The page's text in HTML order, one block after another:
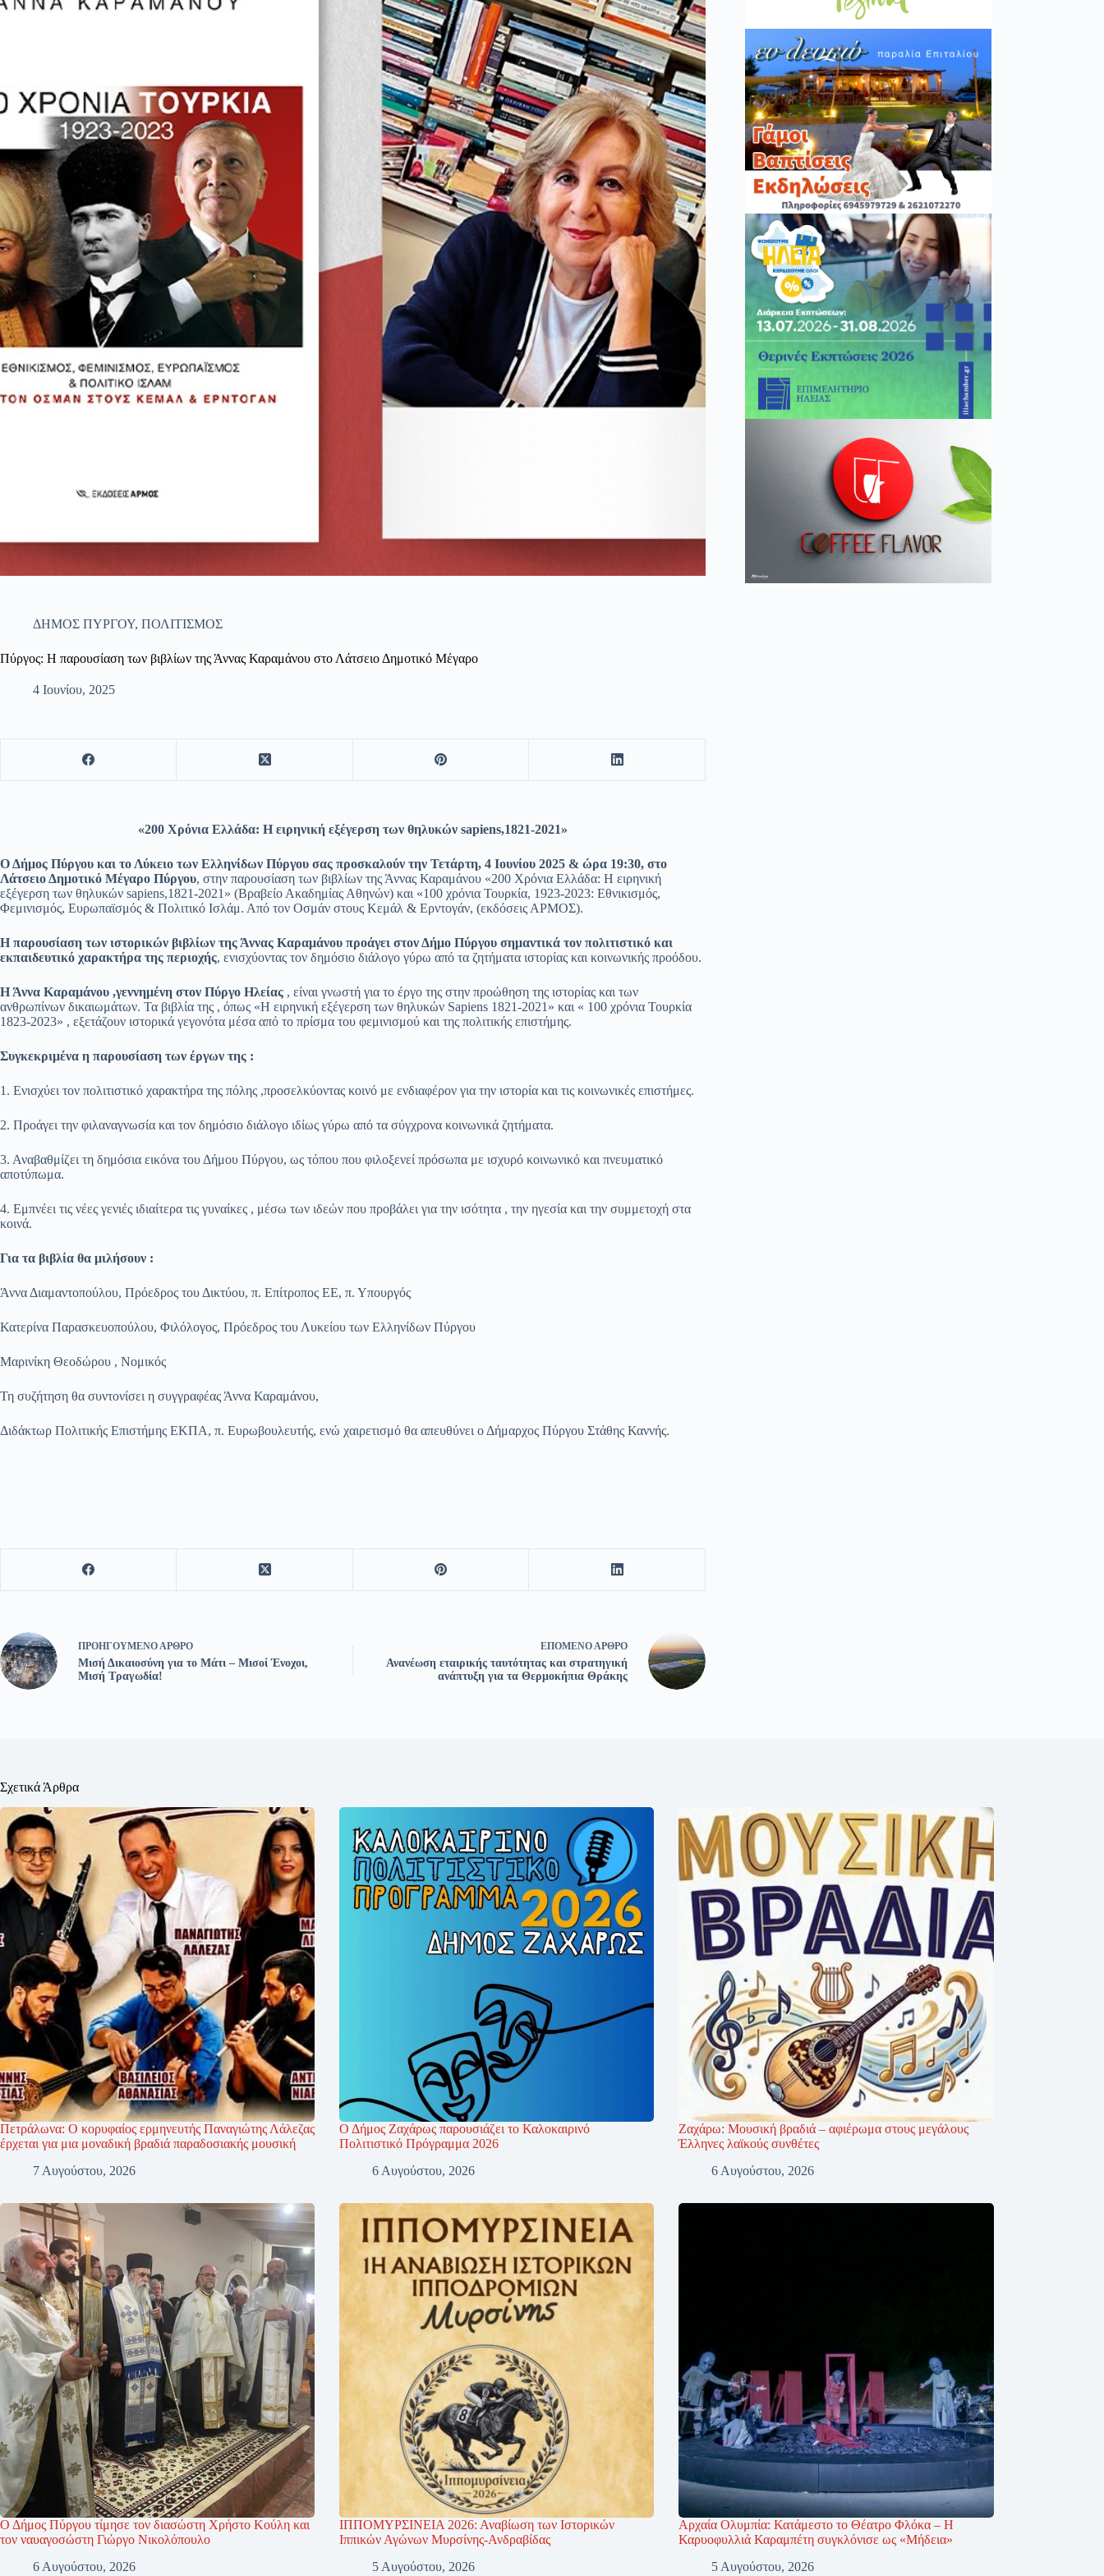
ΔΗΜΟΣ ΠΥΡΓΟΥ, ΠΟΛΙΤΙΣΜΟΣ
Πύργος: Η παρουσίαση των βιβλίων της Άννας Καραμάνου στο Λάτσειο Δημοτικό Μέγαρο
4 Ιουνίου, 2025
«200 Χρόνια Ελλάδα: Η ειρηνική εξέγερση των θηλυκών sapiens,1821-2021»
Ο Δήμος Πύργου και το Λύκειο των Ελληνίδων Πύργου σας προσκαλούν την Τετάρτη, 4 Ιουνίου 2025 & ώρα 19:30, στο
Λάτσειο Δημοτικό Μέγαρο Πύργου, στην παρουσίαση των βιβλίων της Άννας Καραμάνου «200 Χρόνια Ελλάδα: Η ειρηνική
εξέγερση των θηλυκών sapiens,1821-2021» (Βραβείο Ακαδημίας Αθηνών) και «100 χρόνια Τουρκία, 1923-2023: Εθνικισμός,
Φεμινισμός, Ευρωπαϊσμός & Πολιτικό Ισλάμ. Από τον Οσμάν στους Κεμάλ & Ερντογάν, (εκδόσεις ΑΡΜΟΣ).
Η παρουσίαση των ιστορικών βιβλίων της Άννας Καραμάνου προάγει στον Δήμο Πύργου σημαντικά τον πολιτιστικό και
εκπαιδευτικό χαρακτήρα της περιοχής, ενισχύοντας τον δημόσιο διάλογο γύρω από τα ζητήματα ιστορίας και κοινωνικής προόδου.
Η Άννα Καραμάνου ,γεννημένη στον Πύργο Ηλείας , είναι γνωστή για το έργο της στην προώθηση της ιστορίας και των
ανθρωπίνων δικαιωμάτων. Τα βιβλία της , όπως «Η ειρηνική εξέγερση των θηλυκών Sapiens 1821-2021» και « 100 χρόνια Τουρκία
1823-2023» , εξετάζουν ιστορικά γεγονότα μέσα από το πρίσμα του φεμινισμού και της πολιτικής επιστήμης.
Συγκεκριμένα η παρουσίαση των έργων της :
1. Ενισχύει τον πολιτιστικό χαρακτήρα της πόλης ,προσελκύοντας κοινό με ενδιαφέρον για την ιστορία και τις κοινωνικές επιστήμες.
2. Προάγει την φιλαναγνωσία και τον δημόσιο διάλογο ιδίως γύρω από τα σύγχρονα κοινωνικά ζητήματα.
3. Αναβαθμίζει τη δημόσια εικόνα του Δήμου Πύργου, ως τόπου που φιλοξενεί πρόσωπα με ισχυρό κοινωνικό και πνευματικό
αποτύπωμα.
4. Εμπνέει τις νέες γενιές ιδιαίτερα τις γυναίκες , μέσω των ιδεών που προβάλει για την ισότητα , την ηγεσία και την συμμετοχή στα
κοινά.
Για τα βιβλία θα μιλήσουν :
Άννα Διαμαντοπούλου, Πρόεδρος του Δικτύου, π. Επίτροπος ΕΕ, π. Υπουργός
Κατερίνα Παρασκευοπούλου, Φιλόλογος, Πρόεδρος του Λυκείου των Ελληνίδων Πύργου
Μαρινίκη Θεοδώρου , Νομικός
Τη συζήτηση θα συντονίσει η συγγραφέας Άννα Καραμάνου,
Διδάκτωρ Πολιτικής Επιστήμης ΕΚΠΑ, π. Ευρωβουλευτής, ενώ χαιρετισμό θα απευθύνει ο Δήμαρχος Πύργου Στάθης Καννής.
ΠΡΟΗΓΟΎΜΕΝΟΆΡΘΡΟ
Μισή Δικαιοσύνη για το Μάτι – Μισοί Ένοχοι,
Μισή Τραγωδία!
ΕΠΌΜΕΝΟΆΡΘΡΟ
Ανανέωση εταιρικής ταυτότητας και στρατηγική
ανάπτυξη για τα Θερμοκήπια Θράκης
Σχετικά Άρθρα
Πετράλωνα: Ο κορυφαίος ερμηνευτής Παναγιώτης Λάλεζας
έρχεται για μια μοναδική βραδιά παραδοσιακής μουσική
7 Αυγούστου, 2026
Ο Δήμος Ζαχάρως παρουσιάζει το Καλοκαιρινό
Πολιτιστικό Πρόγραμμα 2026
6 Αυγούστου, 2026
Ζαχάρω: Μουσική βραδιά – αφιέρωμα στους μεγάλους
Έλληνες λαϊκούς συνθέτες
6 Αυγούστου, 2026
Ο Δήμος Πύργου τίμησε τον διασώστη Χρήστο Κούλη και
τον ναυαγοσώστη Γιώργο Νικολόπουλο
6 Αυγούστου, 2026
ΙΠΠΟΜΥΡΣΙΝΕΙΑ 2026: Αναβίωση των Ιστορικών
Ιππικών Αγώνων Μυρσίνης-Ανδραβίδας
5 Αυγούστου, 2026
Αρχαία Ολυμπία: Κατάμεστο το Θέατρο Φλόκα – Η
Καρυοφυλλιά Καραμπέτη συγκλόνισε ως «Μήδεια»
5 Αυγούστου, 2026